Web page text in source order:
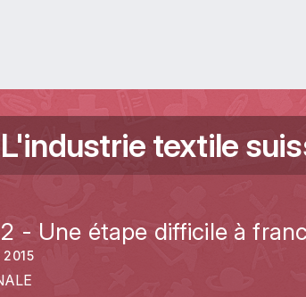
textile
- Une étape difficile à